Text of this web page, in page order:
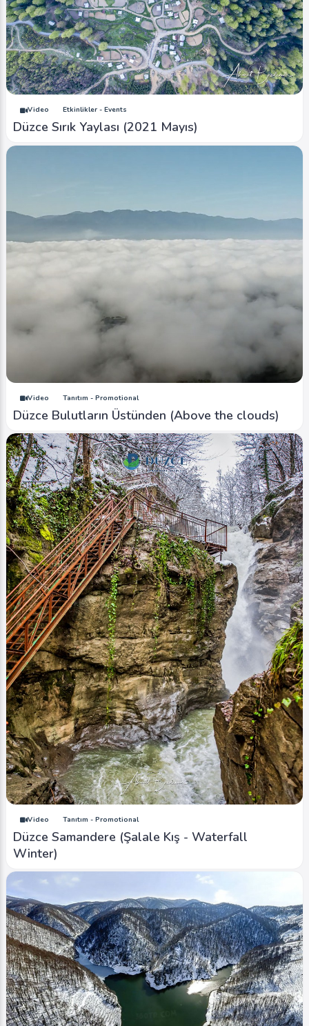
Video Etkinlikler - Events
Düzce Sırık Yaylası (2021 Mayıs)
Video Tanıtım - Promotional
Düzce Bulutların Üstünden (Above the clouds)
Video Tanıtım - Promotional
Düzce Samandere (Şalale Kış - Waterfall
Winter)